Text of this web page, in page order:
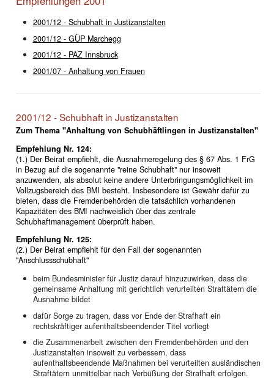
2001/12 - Schubhaft in Justizanstalten
2001/12 - GÜP Marchegg
2001/12 - PAZ Innsbruck
2001/07 - Anhaltung von Frauen
2001/12 - Schubhaft in Justizanstalten
Zum Thema "Anhaltung von Schubhäftlingen in Justizanstalten"
Empfehlung Nr. 124:
(1.) Der Beirat empfiehlt, die Ausnahmeregelung des § 67 Abs. 1 FrG
in Bezug auf die sogenannte "reine Schubhaft" nur insoweit
anzuwenden, als absolut keine andere Unterbringungsmöglichkeit im
Vollzugsbereich des BMI besteht. Insbesondere ist Gewähr dafür zu
bieten, dass die Fremdenbehörden die tatsächlich vorhandenen
Kapazitäten des BMI nachweislich über das zentrale
Schubhaftmanagement überprüft haben.
Empfehlung Nr. 125:
(2.) Der Beirat empfiehlt für den Fall der sogenannten
"Anschlussschubhaft"
beim Bundesminister für Justiz darauf hinzuzuwirken, dass die
gemeinsame Anhaltung mit gerichtlich verurteilten Straftätern die
Ausnahme bildet
dafür Sorge zu tragen, dass vor Ende der Strafhaft ein
rechtskräftiger aufenthaltsbeendender Titel vorliegt
die Zusammenarbeit zwischen den Fremdenbehörden und den
Justizanstalten insoweit zu verbessern, dass
aufenthaltsbeendende Maßnahmen bei verurteilten ausländischen
Straftätern unmittelbar nach Verbüßung der Strafhaft erfolgen.